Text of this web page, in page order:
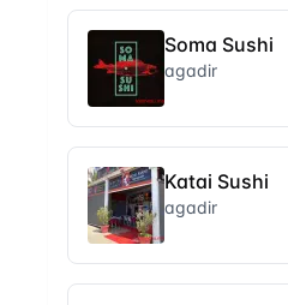
Soma Sushi
agadir
Katai Sushi
agadir